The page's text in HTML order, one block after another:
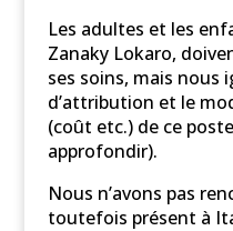
Les adultes et les
Zanaky Lokaro,
ses soins, mais nous
d’attribution et le
(coût etc.) de ce
approfondir).
Nous n’avons pas
toutefois présent à